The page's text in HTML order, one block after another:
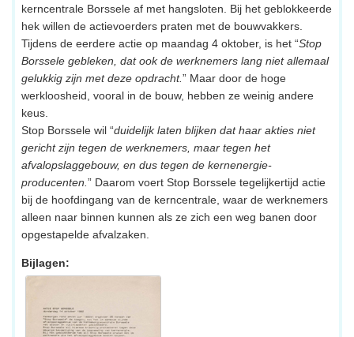
kerncentrale Borssele af met hangsloten. Bij het geblokkeerde
hek willen de actievoerders praten met de bouwvakkers.
Tijdens de eerdere actie op maandag 4 oktober, is het “Stop
Borssele gebleken, dat ook de werknemers lang niet allemaal
gelukkig zijn met deze opdracht.” Maar door de hoge
werkloosheid, vooral in de bouw, hebben ze weinig andere
keus.
Stop Borssele wil “duidelijk laten blijken dat haar akties niet
gericht zijn tegen de werknemers, maar tegen het
afvalopslaggebouw, en dus tegen de kernenergie-
producenten. ” Daarom voert Stop Borssele tegelijkertijd actie
bij de hoofdingang van de kerncentrale, waar de werknemers
alleen naar binnen kunnen als ze zich een weg banen door
opgestapelde afvalzaken.
Bijlagen: